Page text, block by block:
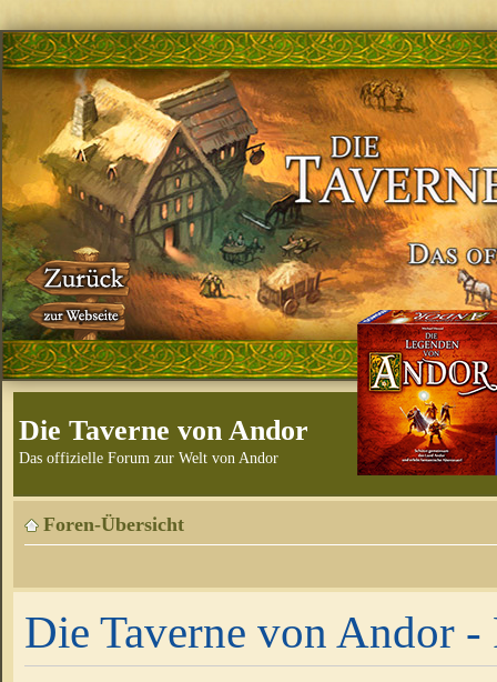
Die Taverne von Andor
Das offizielle Forum zur Welt von Andor
Foren-Übersicht
Die Taverne von Andor -